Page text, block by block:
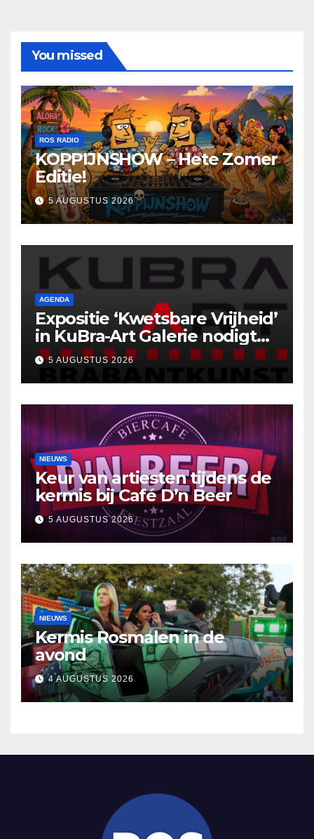
You missed
ROS RADIO
KOPPIJNSHOW – Hete Zomer
Editie!
5 AUGUSTUS 2026
AGENDA
Expositie ‘Kwetsbare Vrijheid’
in KuBra-Art Galerie nodigt
uit tot ontmoeting en
reflectie
5 AUGUSTUS 2026
NIEUWS
Keur van artiesten tijdens de
kermis bij Café D’n Beer
5 AUGUSTUS 2026
NIEUWS
Kermis Rosmalen in de
avond
4 AUGUSTUS 2026